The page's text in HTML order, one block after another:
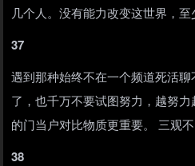
几个人。没有能力改变这世界，至
37
遇到那种始终不在一个频道死活
了，也千万不要试图努力，越努
的门当户对比物质更重要。 三观不
38